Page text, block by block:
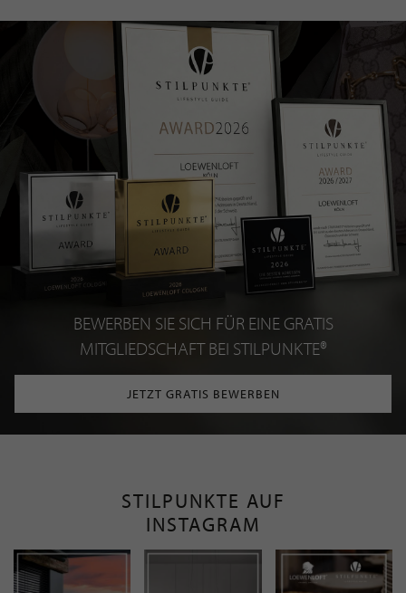
BEWERBEN SIE SICH FÜR EINE GRATIS
MITGLIEDSCHAFT BEI STILPUNKTE®
JETZT GRATIS BEWERBEN
STILPUNKTE AUF
INSTAGRAM